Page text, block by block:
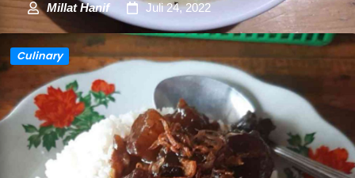
Millat Hanif Juli 24, 2022
Culinary